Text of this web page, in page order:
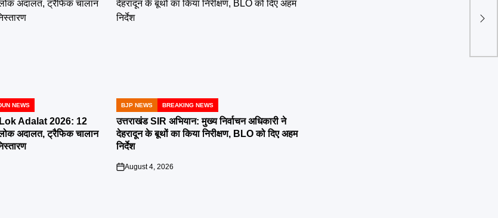
NEWS
Adalat 2026: 12
लोक अदालत, ट्रैफिक चालान
POSTED
IN
BJP NEWS BREAKING NEWS
उत्तराखंड SIR अभियान: मुख्य निर्वाचन अधिकारी ने
देहरादून के बूथों का किया निरीक्षण, BLO को दिए अहम
निर्देश
on
August 4, 2026
कृष्ण